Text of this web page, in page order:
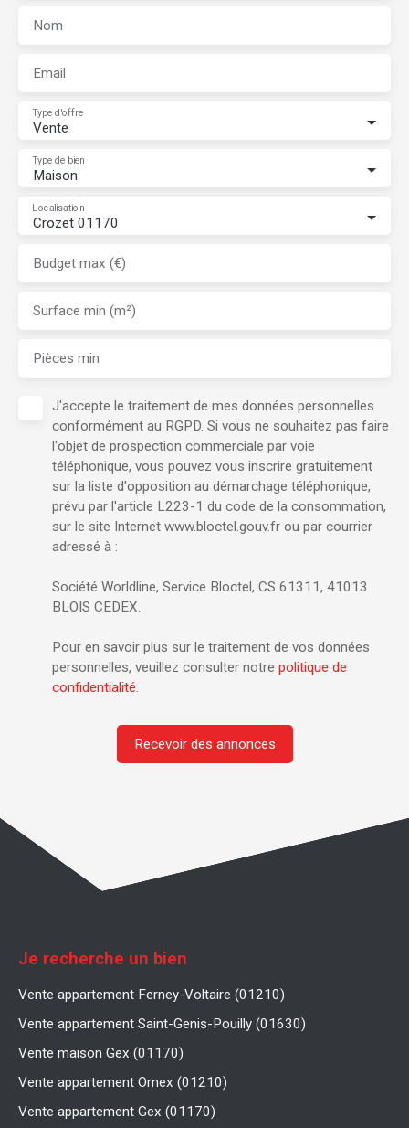
Nom
Email
Vente
Type d'offre
Maison
Type de bien
Crozet 01170
Localisation
Budget max (€)
Surface min (m²)
Pièces min
J'accepte le traitement de mes données personnelles
conformément au RGPD. Si vous ne souhaitez pas faire
l'objet de prospection commerciale par voie
téléphonique, vous pouvez vous inscrire gratuitement
sur la liste d'opposition au démarchage téléphonique,
prévu par l'article L223-1 du code de la consommation,
sur le site Internet www.bloctel.gouv.fr ou par courrier
adressé à :
Société Worldline, Service Bloctel, CS 61311, 41013
BLOIS CEDEX.
Pour en savoir plus sur le traitement de vos données
personnelles, veuillez consulter notre politique de
confidentialité.
Recevoir des annonces
Je recherche un bien
Vente appartement Ferney-Voltaire (01210)
Vente appartement Saint-Genis-Pouilly (01630)
Vente maison Gex (01170)
Vente appartement Ornex (01210)
Vente appartement Gex (01170)